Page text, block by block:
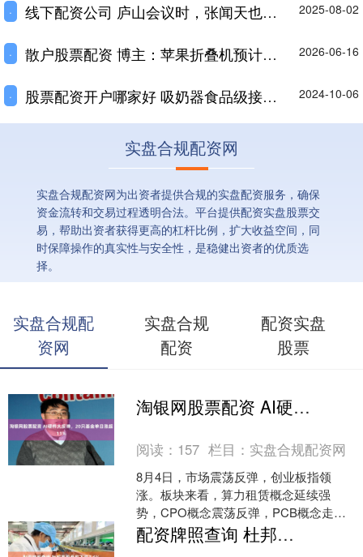
· 线下配资公司 庐山会议时，张闻天也写了一封“万言书”，比彭德怀更激烈_批判_内容_意见书 2025-08-02
· 散户股票配资 博主：苹果折叠机预计明年春季上市 产能约1100万部 2026-06-16
· 股票配资开户哪家好 吸奶器食品级接触材料美国 FDA 检测 2024-10-06
实盘合规配资网
实盘合规配资网为出资者提供合规的实盘配资服务，确保
资金流转和交易过程透明合法。平台提供配资实盘股票交
易，帮助出资者获得更高的杠杆比例，扩大收益空间，同
时保障操作的真实性与安全性，是稳健出资者的优质选
择。
实盘合规配
资网
实盘合规
配资
配资实盘
股票
淘银网股票配资 AI硬件大反弹，20只基金单日涨超11%
阅读： 157 栏目： 实盘合规配资网
8月4日，市场震荡反弹，创业板指领
涨。板块来看，算力租赁概念延续强
势，CPO概念震荡反弹，PCB概念走
强，半导体设备板块震荡拉升，AI应用端
反复活跃，CRO概念....
配资牌照查询 杜邦美股盘前下跌7.6%